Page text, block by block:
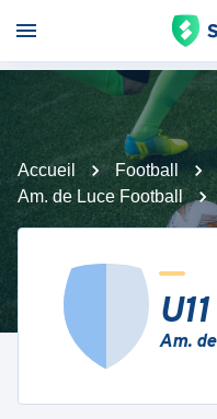
Accueil Football
Am. de Luce Football
Am.